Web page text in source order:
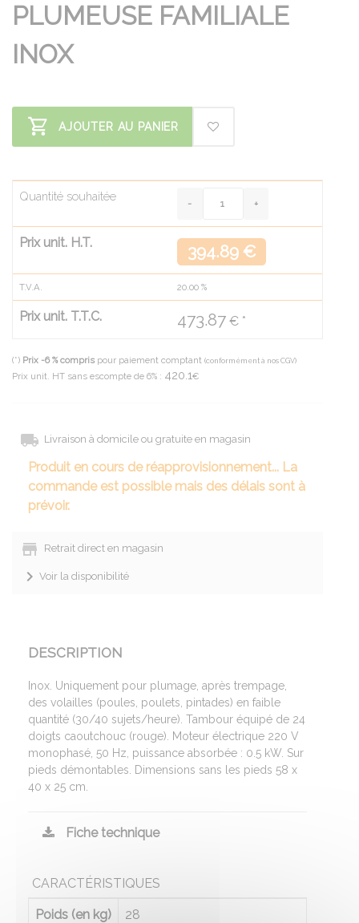
PLUMEUSE FAMILIALE
INOX
AJOUTER AU PANIER
Quantité souhaitée
Prix unit. H.T. 394.89 €
T.V.A. 20.00 %
Prix unit. T.T.C. 473.87 € *
(*) Prix -6 % compris pour paiement comptant (conformément à nos CGV)
Prix unit. HT sans escompte de 6% : 420.1€
Livraison à domicile ou gratuite en magasin
Produit en cours de réapprovisionnement... La
commande est possible mais des délais sont à
prévoir.
Retrait direct en magasin
Voir la disponibilité
DESCRIPTION
Inox. Uniquement pour plumage, après trempage,
des volailles (poules, poulets, pintades) en faible
quantité (30/40 sujets/heure). Tambour équipé de 24
doigts caoutchouc (rouge). Moteur électrique 220 V
monophasé, 50 Hz, puissance absorbée : 0.5 kW. Sur
pieds démontables. Dimensions sans les pieds 58 x
40 x 25 cm.
Fiche technique
CARACTÉRISTIQUES
Poids (en kg) 28